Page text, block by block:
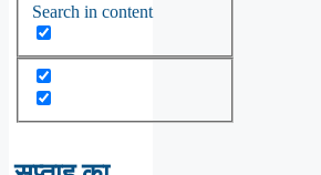
Search in content